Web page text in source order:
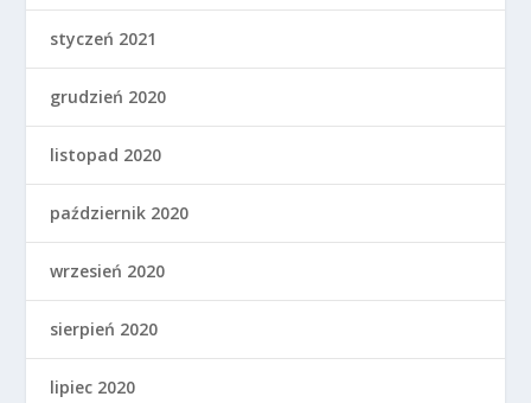
styczeń 2021
grudzień 2020
listopad 2020
październik 2020
wrzesień 2020
sierpień 2020
lipiec 2020